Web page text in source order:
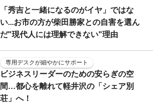
「秀吉と一緒になるのがイヤ」ではな
い...お市の方が柴田勝家との自害を選ん
だ"現代人には理解できない"理由
専用デスクが細やかにサポート
ビジネスリーダーのための安らぎの空
間…都心を離れて軽井沢の「シェア別
荘」へ！